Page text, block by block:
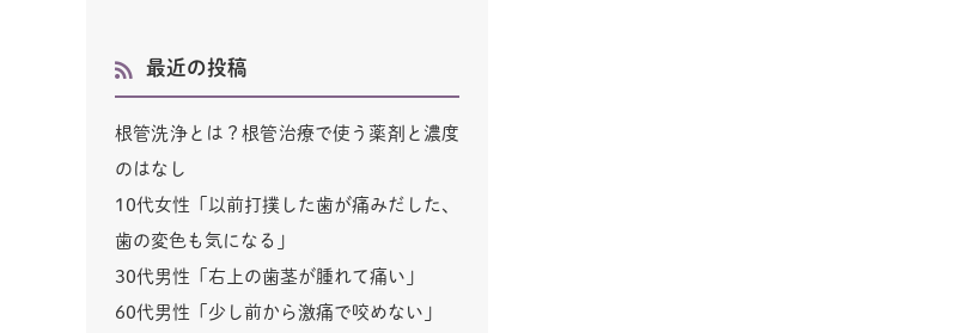
最近の投稿
根管洗浄とは？根管治療で使う薬剤と濃度
のはなし
10代女性「以前打撲した歯が痛みだした、
歯の変色も気になる」
30代男性「右上の歯茎が腫れて痛い」
60代男性「少し前から激痛で咬めない」